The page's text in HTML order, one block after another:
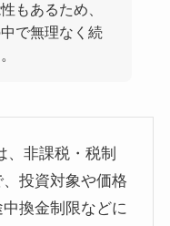
もあるため、
で無理なく続
非課税・税制
投資対象や価格
換金制限などに